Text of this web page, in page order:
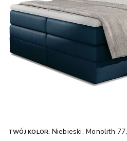
TWÓJ KOLOR: Niebieski, Monolith 77,